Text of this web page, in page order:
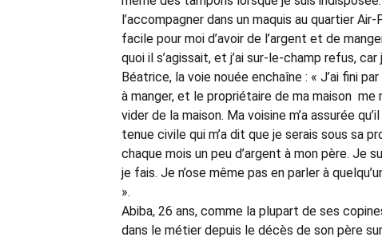
l’accompagner dans un maquis au quartier
facile pour moi d’avoir de l’argent et de
quoi il s’agissait, et j’ai sur-le-champ refus,
Béatrice, la voie nouée enchaîne : « J’ai fini
à manger, et le propriétaire de ma maison
vider de la maison. Ma voisine m’a assurée
tenue civile qui m’a dit que je serais sous sa
chaque mois un peu d’argent à mon père. Je
je fais. Je n’ose même pas en parler à
».
Abiba, 26 ans, comme la plupart de ses
dans le métier depuis le décès de son père